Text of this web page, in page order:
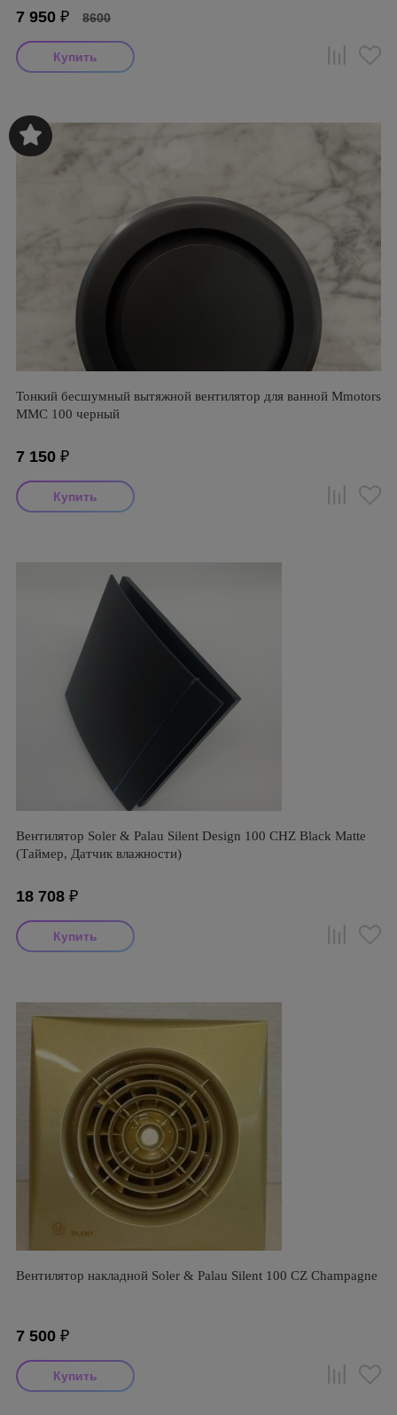
7 950 ₽ 8600
Тонкий бесшумный вытяжной вентилятор для ванной Mmotors
ММC 100 черный
7 150 ₽
Вентилятор Soler & Palau Silent Design 100 CHZ Black Matte
(Таймер, Датчик влажности)
18 708 ₽
Вентилятор накладной Soler & Palau Silent 100 CZ Champagne
7 500 ₽